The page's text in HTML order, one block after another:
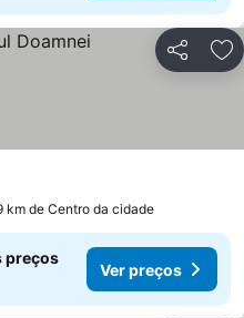
Partilhar
km de Centro da cidade
preços
Ver preços